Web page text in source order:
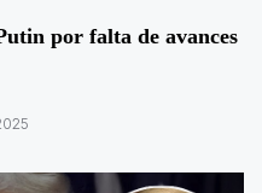
por falta de avances